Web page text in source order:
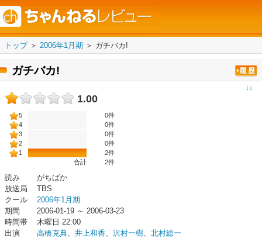
トップ＞ 2006年1月期 ＞ ガチバカ!
ガチバカ!
↓↓
1.00
5
0件
4
0件
3
0件
2
0件
1
2件
合計
2件
読み
がちばか
放送局
TBS
クール
2006年1月期
期間
2006-01-19 ～ 2006-03-23
時間帯
木曜日 22:00
出演
高橋克典、 井上和香、 沢村一樹、 北村総一